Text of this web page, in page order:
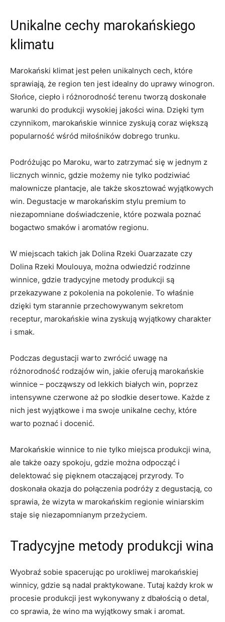
Unikalne cechy marokańskiego
klimatu
Marokański klimat jest pełen unikalnych ‍cech, które⁤
sprawiają, że‌ region ten jest idealny do uprawy winogron.
‍Słońce, ciepło i różnorodność terenu ‌tworzą doskonałe
warunki do⁤ produkcji ​wysokiej jakości ⁢wina. Dzięki tym
czynnikom,⁤ marokańskie winnice zyskują⁢ coraz większą
popularność wśród miłośników dobrego trunku.
Podróżując po Maroku, warto zatrzymać się w jednym‌ z
licznych winnic, gdzie możemy nie tylko‌ podziwiać
malownicze plantacje, ale⁢ także skosztować ⁣wyjątkowych
win. Degustacje w marokańskim stylu premium to
niezapomniane doświadczenie,‍ które⁣ pozwala poznać
bogactwo smaków i aromatów regionu.
W miejscach takich⁤ jak Dolina Rzeki Ouarzazate‌ czy⁢
Dolina Rzeki Moulouya, można odwiedzić rodzinne
winnice, ⁣gdzie tradycyjne metody produkcji⁢ są
przekazywane​ z pokolenia na pokolenie. ‍To właśnie
dzięki tym starannie przechowywanym​ sekretom
receptur, marokańskie ‌wina⁣ zyskują wyjątkowy charakter
i smak.
Podczas degustacji warto zwrócić uwagę na
różnorodność rodzajów win,⁣ jakie oferują marokańskie
winnice – począwszy od lekkich ‍białych win, poprzez
intensywne czerwone aż po⁢ słodkie desertowe. Każde z
nich ⁣jest wyjątkowe i ma swoje unikalne ‍cechy, które
warto⁢ poznać i docenić.
Marokańskie winnice ‌to​ nie tylko miejsca produkcji wina,
ale także⁢ oazy spokoju,⁤ gdzie​ można ⁤odpocząć ‍i
delektować ‍się pięknem otaczającej​ przyrody.⁣ To
doskonała okazja do połączenia podróży⁤ z degustacją, co
sprawia, że wizyta w marokańskim regionie⁢ winiarskim
staje⁢ się niezapomnianym przeżyciem.
Tradycyjne metody produkcji‌ wina
Wyobraź sobie spacerując po urokliwej‍ marokańskiej
winnicy, gdzie są nadal praktykowane. Tutaj każdy ⁣krok w
procesie produkcji jest⁢ wykonywany ⁤z dbałością o detal,
co sprawia, że wino ma⁢ wyjątkowy ​smak ⁤i aromat.